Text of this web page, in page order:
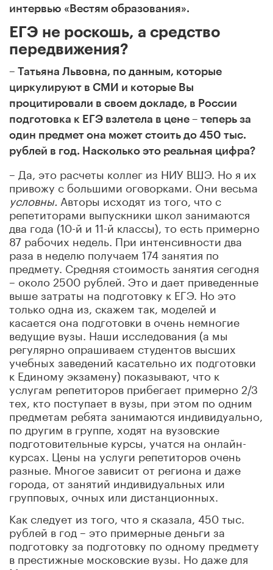
интервью «Вестям образования».
ЕГЭ не роскошь, а средство
передвижения?
– Татьяна Львовна, по данным, которые
циркулируют в СМИ и которые Вы
процитировали в своем докладе, в России
подготовка к ЕГЭ взлетела в цене – теперь за
один предмет она может стоить до 450 тыс.
рублей в год. Насколько это реальная цифра?
– Да, это расчеты коллег из НИУ ВШЭ. Но я их
привожу с большими оговорками. Они весьма
условны. Авторы исходят из того, что с
репетиторами выпускники школ занимаются
два года (10-й и 11-й классы), то есть примерно
87 рабочих недель. При интенсивности два
раза в неделю получаем 174 занятия по
предмету. Средняя стоимость занятия сегодня
– около 2500 рублей. Это и дает приведенные
выше затраты на подготовку к ЕГЭ. Но это
только одна из, скажем так, моделей и
касается она подготовки в очень немногие
ведущие вузы. Наши исследования (а мы
регулярно опрашиваем студентов высших
учебных заведений касательно их подготовки
к Единому экзамену) показывают, что к
услугам репетиторов прибегает примерно 2/3
тех, кто поступает в вузы, при этом по одним
предметам ребята занимаются индивидуально,
по другим в группе, ходят на вузовские
подготовительные курсы, учатся на онлайн-
курсах. Цены на услуги репетиторов очень
разные. Многое зависит от региона и даже
города, от занятий индивидуальных или
групповых, очных или дистанционных.
Как следует из того, что я сказала, 450 тыс.
рублей в год – это примерные деньги за
подготовку за подготовку по одному предмету
в престижные московские вузы. Но даже для